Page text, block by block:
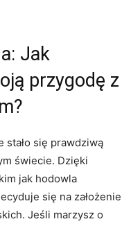
Jak
‌przygodę z
stało się prawdziwą
świecie. Dzięki
jak hodowla
się na⁢ założenie
Jeśli ⁢marzysz o‌